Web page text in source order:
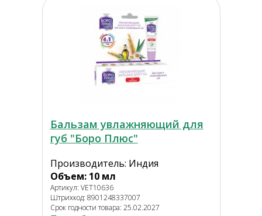
Бальзам увлажняющий для
губ "Боро Плюс"
Производитель: Индия
Объем: 10 мл
Артикул: VET10636
Штрихкод: 8901248337007
Срок годности товара: 25.02.2027